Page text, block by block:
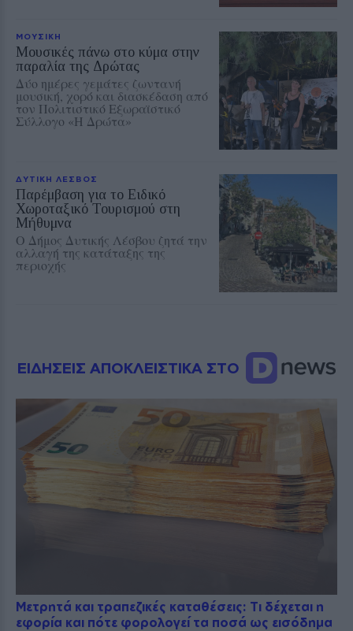
ΜΟΥΣΙΚΗ
Μουσικές πάνω στο κύμα στην
παραλία της Δρώτας
Δύο ημέρες γεμάτες ζωντανή
μουσική, χορό και διασκέδαση από
τον Πολιτιστικό Εξωραϊστικό
Σύλλογο «Η Δρώτα»
ΔΥΤΙΚΗ ΛΕΣΒΟΣ
Παρέμβαση για το Ειδικό
Χωροταξικό Τουρισμού στη
Μήθυμνα
Ο Δήμος Δυτικής Λέσβου ζητά την
αλλαγή της κατάταξης της
περιοχής
ΕΙΔΗΣΕΙΣ ΑΠΟΚΛΕΙΣΤΙΚΑ ΣΤΟ
Μετρητά και τραπεζικές καταθέσεις: Τι δέχεται η
εφορία και πότε φορολογεί τα ποσά ως εισόδημα